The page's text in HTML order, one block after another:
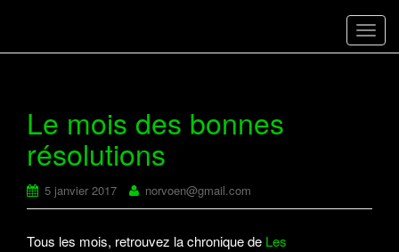
T
o
v
Le mois des bonnes
résolutions
5 janvier 2017 norvoen@gmail.com
Tous les mois, retrouvez la chronique de Les